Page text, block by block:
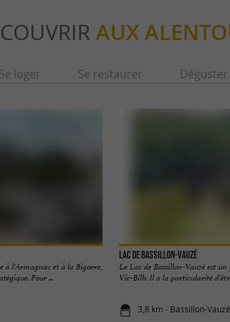
AUX
Se loger Se restaurer Déguster
à l'Armagnac et à la Bigorre,
Pour ...
Lac de Bassillon-Vauzé
Le Lac de Bassillon-Vauzé est
Vic-Bilh. Il a la particularité
3,8 km - Bassillon-Vauzé